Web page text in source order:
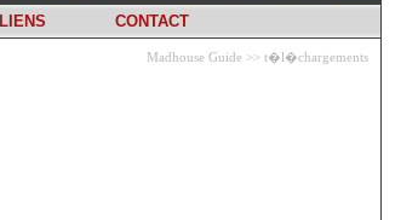
LIENS CONTACT
Madhouse Guide >> t�l�chargements